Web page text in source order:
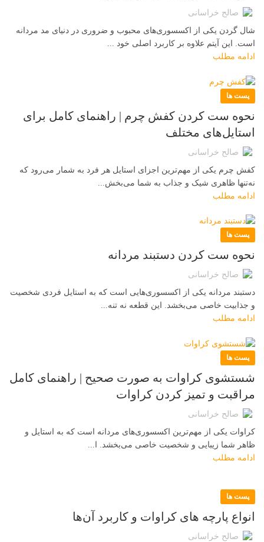
صالح خراسانی
شال گردن یکی از اکسسوری‌های محبوب و ضروری در دنیای مد مردانه
است. این آیتم علاوه بر کاربرد اصلی خود ...
ادامه مطلب
پست ها
نحوه ست کردن کفش چرم | راهنمای کامل برای
استایل‌های مختلف
صالح خراسانی
کفش چرم یکی از مهم‌ترین اجزای استایل هر فرد به شمار می‌رود که
نه‌تنها ظاهری شیک و جذاب به شما می‌بخش...
ادامه مطلب
پست ها
نحوه ست کردن دستبند مردانه
صالح خراسانی
دستبند مردانه یکی از اکسسوری‌هایی است که به استایل فردی شخصیت
و جذابیت خاصی می‌بخشد. این قطعه نه تنه...
ادامه مطلب
پست ها
شستشوی کراوات به صورت صحیح | راهنمای کامل
مراقبت و تمیز کردن کراوات
صالح خراسانی
کراوات یکی از مهم‌ترین اکسسوری‌های مردانه است که به استایل و
ظاهر شما زیبایی و شخصیت خاصی می‌بخشد. ا...
ادامه مطلب
پست ها
انواع پارچه‌ های کراوات و کاربرد آن‌ها
صالح خراسانی